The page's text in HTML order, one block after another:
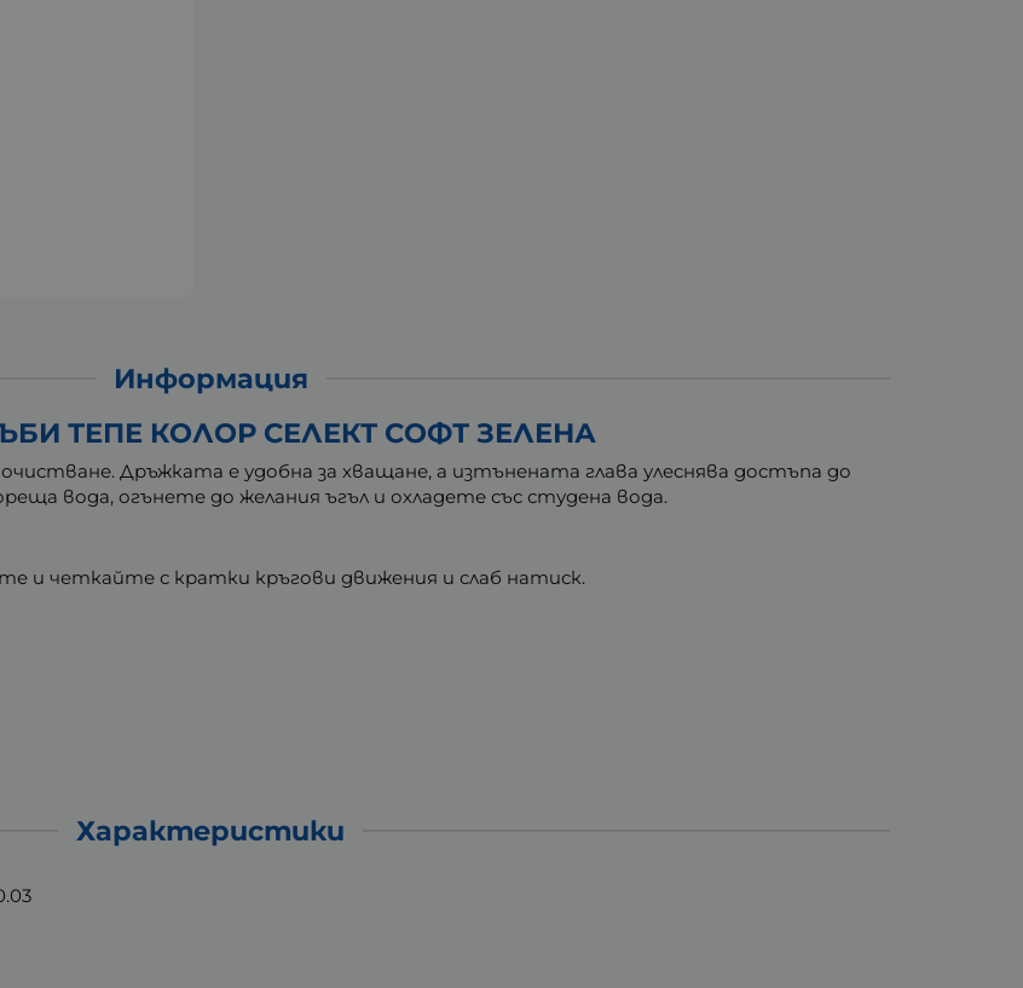
Информация
ТЕПЕ КОЛОР СЕЛЕКТ СОФТ ЗЕЛЕНА
Дръжката е удобна за хващане, а изтънената глава улеснява достъпа до
вода, огънете до желания ъгъл и охладете със студена вода.
и четкайте с кратки кръгови движения и слаб натиск.
Характеристики